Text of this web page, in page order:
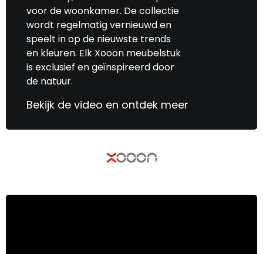
voor de woonkamer. De collectie
wordt regelmatig vernieuwd en
speelt in op de nieuwste trends
en kleuren. Elk Xooon meubelstuk
is exclusief en geïnspireerd door
de natuur.
Bekijk de video en ontdek meer